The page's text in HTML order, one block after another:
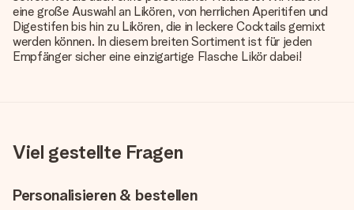
eine große Auswahl an Likören, von herrlichen Aperitifen und
Digestifen bis hin zu Likören, die in leckere Cocktails gemixt
werden können. In diesem breiten Sortiment ist für jeden
Empfänger sicher eine einzigartige Flasche Likör dabei!
Viel gestellte Fragen
Personalisieren & bestellen